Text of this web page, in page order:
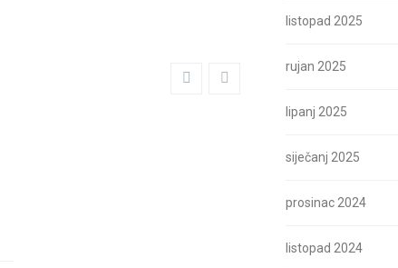
listopad 2025
rujan 2025
lipanj 2025
siječanj 2025
prosinac 2024
listopad 2024